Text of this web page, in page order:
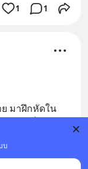
บ
1 1
ย มาฝึกหัดใน
2